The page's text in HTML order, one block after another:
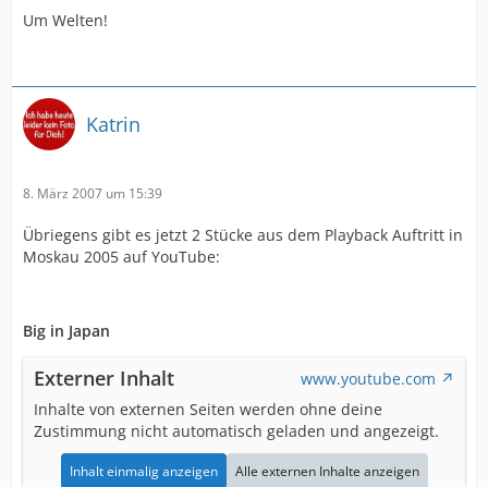
Um Welten!
Katrin
8. März 2007 um 15:39
Übriegens gibt es jetzt 2 Stücke aus dem Playback Auftritt in
Moskau 2005 auf YouTube:
Big in Japan
Externer Inhalt
www.youtube.com
Inhalte von externen Seiten werden ohne deine
Zustimmung nicht automatisch geladen und angezeigt.
Inhalt einmalig anzeigen Alle externen Inhalte anzeigen